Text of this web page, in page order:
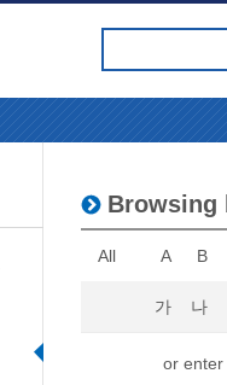
Browsing
All A B
가 나
or enter